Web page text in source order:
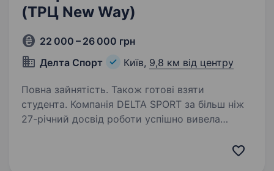
(ТРЦ New Way)
22 000 – 26 000 грн
Делта Спорт
Київ, 9,8 км від центру
Повна зайнятість. Також готові взяти
студента. Компанія DELTA SPORT за більш ніж
27-річний досвід роботи успішно вивела